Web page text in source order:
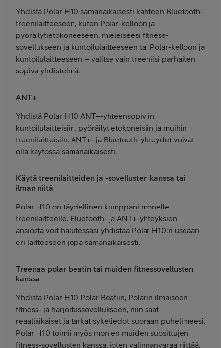
Yhdistä Polar H10 samanaikaisesti kahteen Bluetooth-
treenilaitteeseen, kuten Polar-kelloon ja
pyöräilytietokoneeseen, mieleiseesi fitness-
sovellukseen ja kuntoilulaitteeseen tai Polar-kelloon ja
kuntoilulaitteeseen – valitse vain treeniisi parhaiten
sopiva yhdistelmä.
ANT+
Yhdistä Polar H10 ANT+-yhteensopiviin
kuntoilulaitteisiin, pyöräilytietokoneisiin ja muihin
treenilaitteisiin. ANT+- ja Bluetooth-yhteydet voivat
olla käytössä samanaikaisesti.
Käytä treenilaitteiden ja -sovellusten kanssa tai
ilman niitä
Polar H10 on täydellinen kumppani monelle
treenilaitteelle. Bluetooth- ja ANT+-yhteyksien
ansiosta voit halutessasi yhdistää Polar H10:n useaan
eri laitteeseen jopa samanaikaisesti.
Treenaa polar beatin tai muiden fitnessovellusten
kanssa
Yhdistä Polar H10 Polar Beatiin, Polarin ilmaiseen
fitness- ja harjoitussovellukseen, niin saat
reaaliaikaiset ja tarkat syketiedot suoraan puhelimeesi.
Polar H10 toimii myös monien muiden suosittujen
fitness-sovellusten kanssa, joten valinnanvaraa riittää.